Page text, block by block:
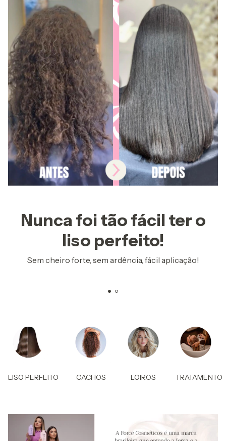
Nunca foi tão fácil ter o
liso perfeito!
Sem cheiro forte, sem ardência, fácil aplicação!
LISO PERFEITO CACHOS LOIROS TRATAMENTO